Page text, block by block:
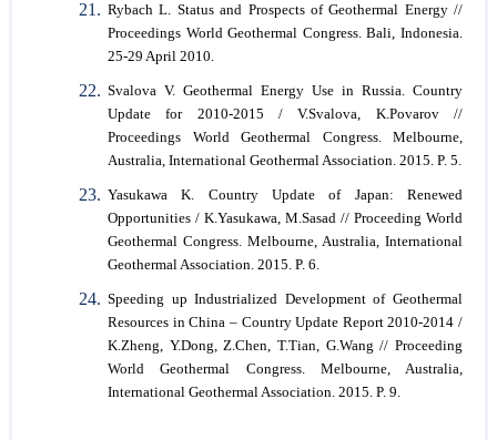
Rybach L. Status and Prospects of Geothermal Energy //
Proceedings World Geothermal Congress. Bali, Indonesia.
25-29 April 2010.
Svalova V. Geothermal Energy Use in Russia. Country
Update for 2010-2015 / V.Svalova, K.Povarov //
Proceedings World Geothermal Congress. Melbourne,
Australia, International Geothermal Association. 2015. P. 5.
Yasukawa K. Country Update of Japan: Renewed
Opportunities / K.Yasukawa, M.Sasad // Proceeding World
Geothermal Congress. Melbourne, Australia, International
Geothermal Association. 2015. P. 6.
Speeding up Industrialized Development of Geothermal
Resources in China – Country Update Report 2010-2014 /
K.Zheng, Y.Dong, Z.Chen, T.Tian, G.Wang // Proceeding
World Geothermal Congress. Melbourne, Australia,
International Geothermal Association. 2015. P. 9.